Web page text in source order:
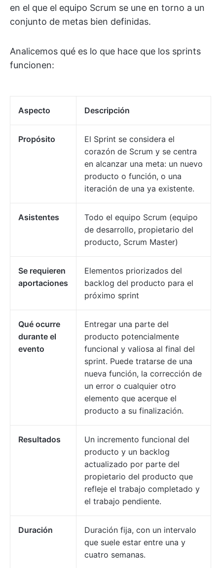
en el que el equipo Scrum se une en torno a un
conjunto de metas bien definidas.
Analicemos qué es lo que hace que los sprints
funcionen:
Aspecto Descripción
Propósito
El Sprint se considera el
corazón de Scrum y se centra
en alcanzar una meta: un nuevo
producto o función, o una
iteración de una ya existente.
Asistentes
Todo el equipo Scrum (equipo
de desarrollo, propietario del
producto, Scrum Master)
Se requieren
aportaciones
Elementos priorizados del
backlog del producto para el
próximo sprint
Qué ocurre
durante el
evento
Entregar una parte del
producto potencialmente
funcional y valiosa al final del
sprint. Puede tratarse de una
nueva función, la corrección de
un error o cualquier otro
elemento que acerque el
producto a su finalización.
Resultados
Un incremento funcional del
producto y un backlog
actualizado por parte del
propietario del producto que
refleje el trabajo completado y
el trabajo pendiente.
Duración
Duración fija, con un intervalo
que suele estar entre una y
cuatro semanas.